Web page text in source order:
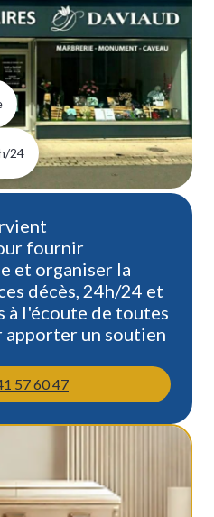
24
fournir
et organiser la
décès, 24h/24 et
à l'écoute de toutes
apporter un soutien
57 60 47